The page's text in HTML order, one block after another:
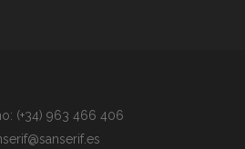
(+34) 963 466 406